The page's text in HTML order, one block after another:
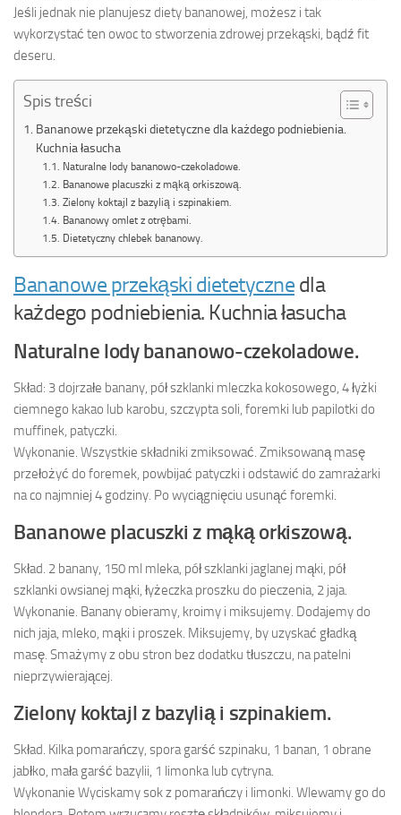
Jeśli jednak nie planujesz diety bananowej, możesz i tak
wykorzystać ten owoc to stworzenia zdrowej przekąski, bądź fit
deseru.
Spis treści
Bananowe przekąski dietetyczne dla każdego podniebienia.
Kuchnia łasucha
Naturalne lody bananowo-czekoladowe.
Bananowe placuszki z mąką orkiszową.
Zielony koktajl z bazylią i szpinakiem.
Bananowy omlet z otrębami.
Dietetyczny chlebek bananowy.
Bananowe przekąski dietetyczne dla
każdego podniebienia. Kuchnia łasucha
Naturalne lody bananowo-czekoladowe.
Skład: 3 dojrzałe banany, pół szklanki mleczka kokosowego, 4 łyżki
ciemnego kakao lub karobu, szczypta soli, foremki lub papilotki do
muffinek, patyczki.
Wykonanie. Wszystkie składniki zmiksować. Zmiksowaną masę
przełożyć do foremek, powbijać patyczki i odstawić do zamrażarki
na co najmniej 4 godziny. Po wyciągnięciu usunąć foremki.
Bananowe placuszki z mąką orkiszową.
Skład. 2 banany, 150 ml mleka, pół szklanki jaglanej mąki, pół
szklanki owsianej mąki, łyżeczka proszku do pieczenia, 2 jaja.
Wykonanie. Banany obieramy, kroimy i miksujemy. Dodajemy do
nich jaja, mleko, mąki i proszek. Miksujemy, by uzyskać gładką
masę. Smażymy z obu stron bez dodatku tłuszczu, na patelni
nieprzywierającej.
Zielony koktajl z bazylią i szpinakiem.
Skład. Kilka pomarańczy, spora garść szpinaku, 1 banan, 1 obrane
jabłko, mała garść bazylii, 1 limonka lub cytryna.
Wykonanie Wyciskamy sok z pomarańczy i limonki. Wlewamy go do